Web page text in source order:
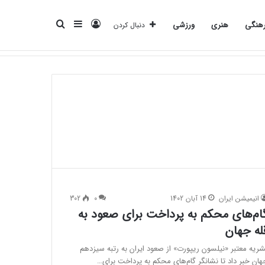
هنری ورزشی
برای
سایدبار ورود
دنبال کردن
انیمیشن ایران 14 آبان 1402 0
302
محکم به پرداخت برای صعود به
جهان
معتبر «نیلسون ریپورت» از صعود ایران به رتبه سیزدهم
خبر داد تا نشانگر گام‌های محکم به پرداخت برای…